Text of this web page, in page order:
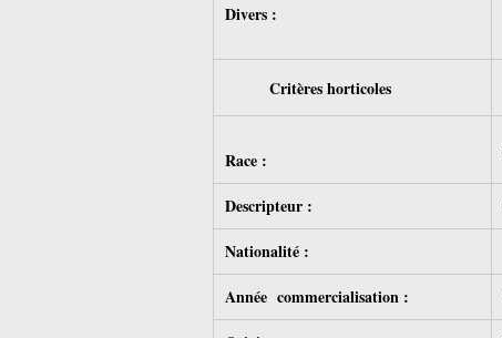
Divers :
Critères horticoles
Race :
Descripteur :
Nationalité :
Année commercialisation :